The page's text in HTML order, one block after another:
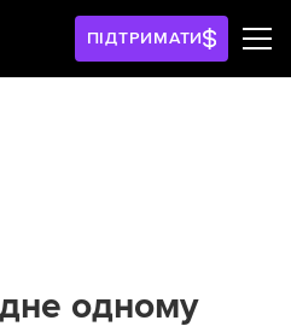
ПІДТРИМАТИ
одному